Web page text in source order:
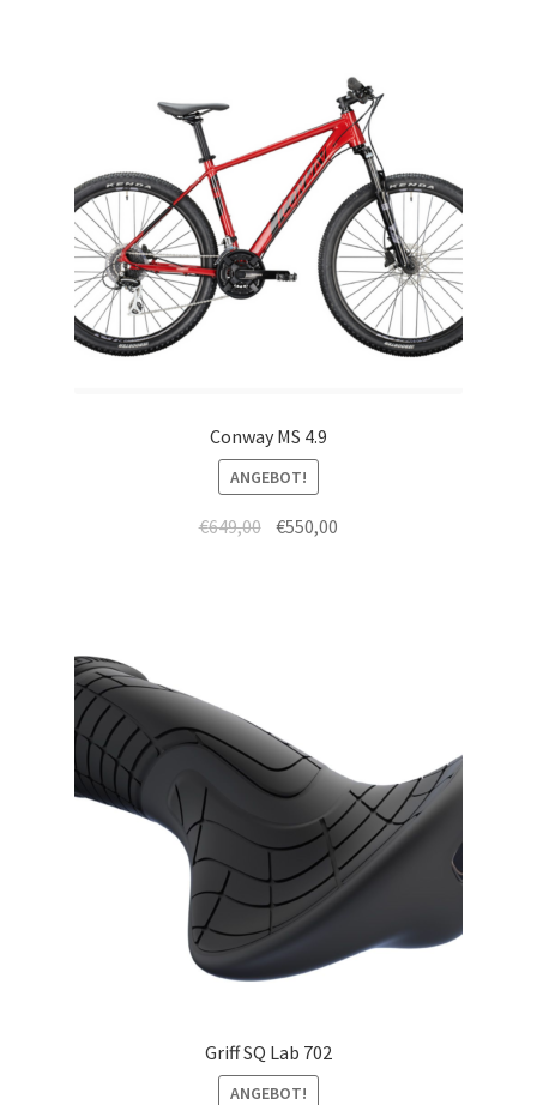
Conway MS 4.9
ANGEBOT!
€649,00 €550,00
Griff SQ Lab 702
ANGEBOT!